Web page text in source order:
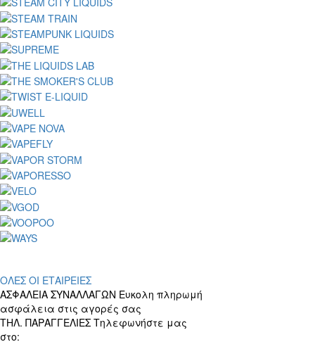
ΟΛΕΣ ΟΙ ΕΤΑΙΡΕΙΕΣ
ΑΣΦΑΛΕΙΑ ΣΥΝΑΛΛΑΓΩΝ Ευκολη πληρωμή
ασφάλεια στις αγορές σας
ΤΗΛ. ΠΑΡΑΓΓΕΛΙΕΣ Τηλεφωνήστε μας
στο: